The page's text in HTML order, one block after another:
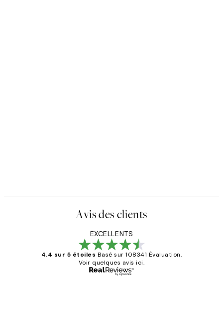
Avis des clients
EXCELLENTS
4.4 sur 5 étoiles Basé sur 108341 Évaluation.
Voir quelques avis ici.